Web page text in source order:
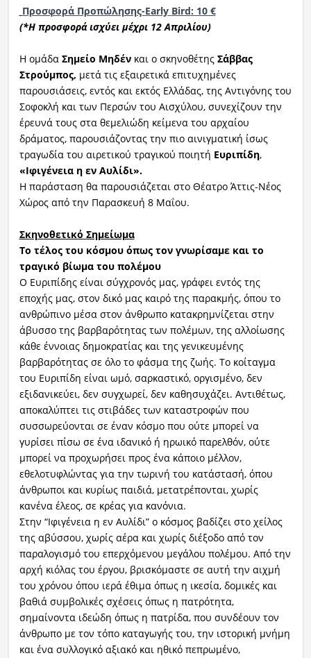
Προσφορά Προπώλησης-Early Bird: 10 €
(*Η προσφορά ισχύει μέχρι 12 Απριλίου)
Η ομάδα Σημείο Μηδένκαι ο σκηνοθέτης Σάββας
Στρούμπος, μετά τις εξαιρετικά επιτυχημένες
παρουσιάσεις, εντός και εκτός Ελλάδας, της Αντιγόνης του
Σοφοκλή και των Περσών του Αισχύλου, συνεχίζουν την
έρευνά τους στα θεμελιώδη κείμενα του αρχαίου
δράματος, παρουσιάζοντας την πιο αινιγματική ίσως
τραγωδία του αιρετικού τραγικού ποιητή Ευριπίδη,
«Ιφιγένεια η εν Αυλίδι».
Η παράσταση θα παρουσιάζεται στο Θέατρο Άττις-Νέος
Χώρος από την Παρασκευή 8 Μαΐου.
Σκηνοθετικό Σημείωμα
Το τέλος του κόσμου όπως τον γνωρίσαμε και το
τραγικό βίωμα του πολέμου
Ο Ευριπίδης είναι σύγχρονός μας, γράφει εντός της
εποχής μας, στον δικό μας καιρό της παρακμής, όπου το
ανθρώπινο μέσα στον άνθρωπο κατακρημνίζεται στην
άβυσσο της βαρβαρότητας των πολέμων, της αλλοίωσης
κάθε έννοιας δημοκρατίας και της γενικευμένης
βαρβαρότητας σε όλο το φάσμα της ζωής. Το κοίταγμα
του Ευριπίδη είναι ωμό, σαρκαστικό, οργισμένο, δεν
εξιδανικεύει, δεν συγχωρεί, δεν καθησυχάζει. Αντιθέτως,
αποκαλύπτει τις στιβάδες των καταστροφών που
συσσωρεύονται σε έναν κόσμο που ούτε μπορεί να
γυρίσει πίσω σε ένα ιδανικό ή ηρωικό παρελθόν, ούτε
μπορεί να προχωρήσει προς ένα κάποιο μέλλον,
εθελοτυφλώντας για την τωρινή του κατάστασή, όπου
άνθρωποι και κυρίως παιδιά, μετατρέπονται, χωρίς
κανένα έλεος, σε κρέας για κανόνια.
Στην “Ιφιγένεια η εν Αυλίδι” ο κόσμος βαδίζει στο χείλος
της αβύσσου, χωρίς αέρα και χωρίς διέξοδο από τον
παραλογισμό του επερχόμενου μεγάλου πολέμου. Από την
αρχή κιόλας του έργου, βρισκόμαστε σε αυτή την αιχμή
του χρόνου όπου ιερά έθιμα όπως η ικεσία, δομικές και
βαθιά συμβολικές σχέσεις όπως η πατρότητα,
σημαίνοντα ιδεώδη όπως η πατρίδα, που συνδέουν τον
άνθρωπο με τον τόπο καταγωγής του, την ιστορική μνήμη
και ένα συλλογικό αξιακό και ηθικό πεπρωμένο,